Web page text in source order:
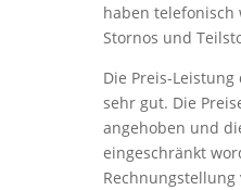
haben
Stornos und
Die Preis-
sehr gut. Die
angehoben und
eingeschränkt
Rechnungstellung